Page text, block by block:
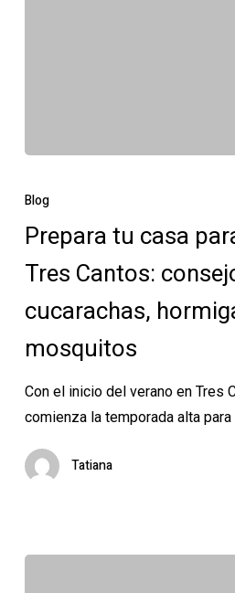
tu
para
el
en
Tres
consejos
para
evitar
cucarachas,
Blog
Prepara tu casa
Tres Cantos:
cucarachas,
mosquitos
Con el inicio del verano en Tres
comienza la temporada alta
Tatiana